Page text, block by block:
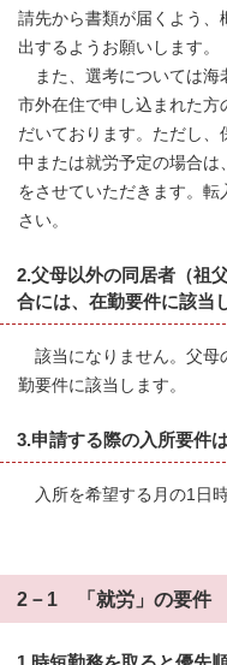
請先から書類が届くよう、
出するようお願いします。
また、選考については海
市外在住で申し込まれた方
だいております。ただし
中または就労予定の場合
をさせていただきます。
さい。
2.父母以外の同居者（祖
合には、在勤要件に該当
該当になりません。父母
勤要件に該当します。
3.申請する際の入所要件
入所を希望する月の1日時
2－1 「就労」の要件